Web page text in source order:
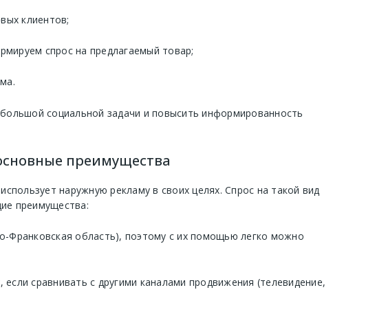
клиентов;
спрос на предлагаемый товар;
социальной задачи и повысить информированность
преимущества
наружную рекламу в своих целях. Спрос на такой вид
преимущества:
Франковская область), поэтому с их помощью легко можно
сравнивать с другими каналами продвижения (телевидение,